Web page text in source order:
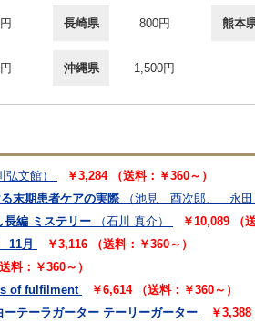
長崎県 800円 熊本
沖縄県 1,500円
弘文館）
￥3,284 （送料：￥360～）
末期患者ケアの実際
（池見 酉次郎、 永田
長編 ミステリー
（石川 真介）
￥10,089 （
11月
￥3,116 （送料：￥360～）
料：￥360～）
of fulfilment
￥6,614 （送料：￥360～）
テーラガーター テーリーガーター
￥3,388